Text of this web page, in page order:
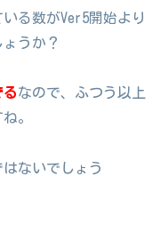
る数がVer5開始より
うか？
なので、ふつう以上
。
ないでしょう